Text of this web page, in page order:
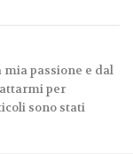
passione e dal
per
sono stati